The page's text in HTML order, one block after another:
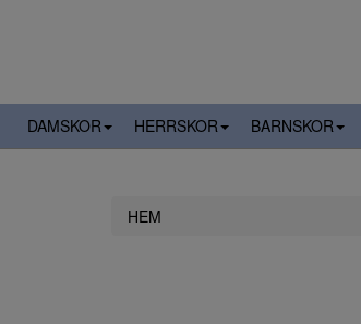
DAMSKOR HERRSKOR BARNSKOR
HEM